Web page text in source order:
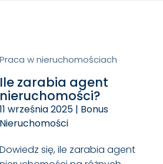
Praca w nieruchomościach
Ile zarabia agent
nieruchomości?
11 września 2025 | Bonus
Nieruchomości
Dowiedz się, ile zarabia agent